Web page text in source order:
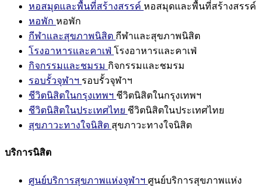
หอสมุดและพื้นที่สร้างสรรค์ หอสมุดและพื้นที่สร้างสรรค์
หอพัก หอพัก
กีฬาและสุขภาพนิสิต กีฬาและสุขภาพนิสิต
โรงอาหารและคาเฟ่ โรงอาหารและคาเฟ่
กิจกรรมและชมรม กิจกรรมและชมรม
รอบรั้วจุฬาฯ รอบรั้วจุฬาฯ
ชีวิตนิสิตในกรุงเทพฯ ชีวิตนิสิตในกรุงเทพฯ
ชีวิตนิสิตในประเทศไทย ชีวิตนิสิตในประเทศไทย
สุขภาวะทางใจนิสิต สุขภาวะทางใจนิสิต
บริการนิสิต
ศูนย์บริการสุขภาพแห่งจุฬาฯ ศูนย์บริการสุขภาพแห่ง